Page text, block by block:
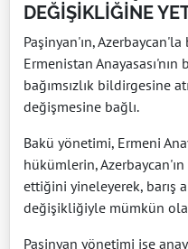
DEĞİŞİKLİĞİNE
Paşinyan'ın,
Ermenistan Anayasası'nın
bağımsızlık bildirgesine
değişmesine bağlı.
Bakü yönetimi, Ermeni
hükümlerin,
ettiğini yineleyerek, barış
değişikliğiyle mümkün
Paşinyan yönetimi ise